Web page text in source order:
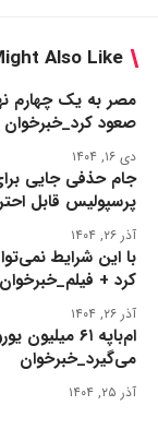
Also Like
مصر به یک چهارم
صعود کرد_خبرخوان
دی ۱۶, ۱۴۰۴
جام حذفی جایی
پرسپولیس قابل
آذر ۲۶, ۱۴۰۴
با این شرایط
کرد + فیلم_خبرخوان
آذر ۲۶, ۱۴۰۴
ام‌باپه ۶۱
می‌گیرد_خبرخوان
آذر ۲۵, ۱۴۰۴